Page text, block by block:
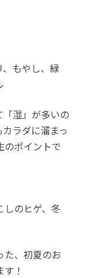
もやし、緑
湿」が多いの
ラダに溜まっ
のポイントで
しのヒゲ、冬
た、初夏のお
！